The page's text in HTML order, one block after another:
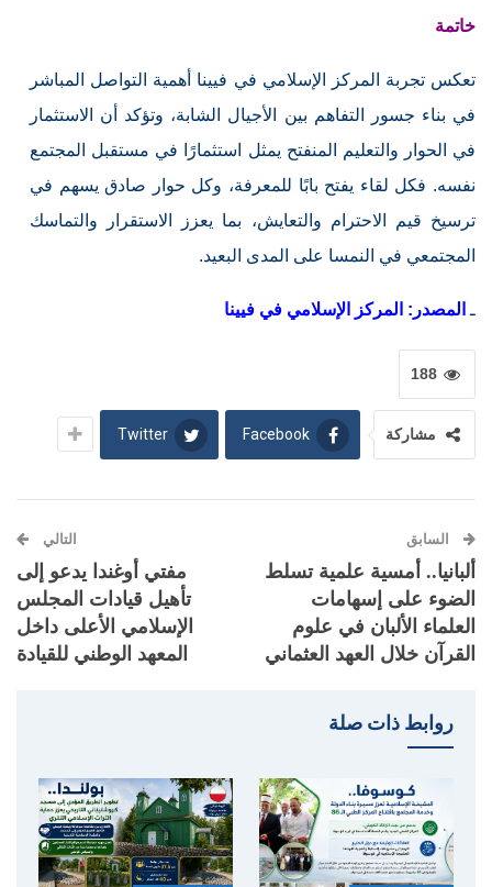
خاتمة
تعكس تجربة المركز الإسلامي في فيينا أهمية التواصل المباشر
في بناء جسور التفاهم بين الأجيال الشابة، وتؤكد أن الاستثمار
في الحوار والتعليم المنفتح يمثل استثمارًا في مستقبل المجتمع
نفسه. فكل لقاء يفتح بابًا للمعرفة، وكل حوار صادق يسهم في
ترسيخ قيم الاحترام والتعايش، بما يعزز الاستقرار والتماسك
المجتمعي في النمسا على المدى البعيد.
ـ المصدر: المركز الإسلامي في فيينا
188
مشاركة Facebook
Twitter
السابق
ألبانيا.. أمسية علمية تسلط
الضوء على إسهامات
العلماء الألبان في علوم
القرآن خلال العهد العثماني
التالي
مفتي أوغندا يدعو إلى
تأهيل قيادات المجلس
الإسلامي الأعلى داخل
المعهد الوطني للقيادة
روابط ذات صلة